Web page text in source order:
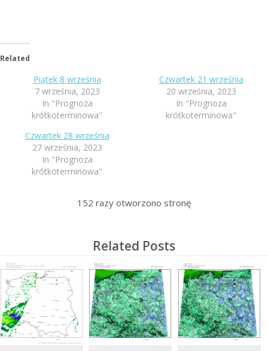
Related
Piątek 8 września
7 września, 2023
In "Prognoza
krótkoterminowa"
Czwartek 21 września
20 września, 2023
In "Prognoza
krótkoterminowa"
Czwartek 28 września
27 września, 2023
In "Prognoza
krótkoterminowa"
152 razy otworzono stronę
Related Posts